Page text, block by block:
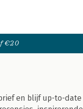
€20
en blijf up-to-date